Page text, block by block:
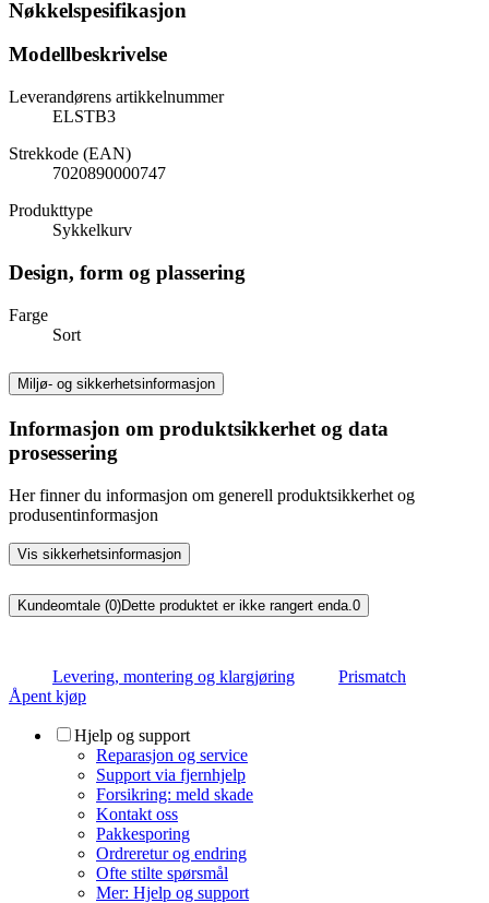
Nøkkelspesifikasjon
Modellbeskrivelse
Leverandørens artikkelnummer
ELSTB3
Strekkode (EAN)
7020890000747
Produkttype
Sykkelkurv
Design, form og plassering
Farge
Sort
Miljø- og sikkerhetsinformasjon
Informasjon om produktsikkerhet og data
prosessering
Her finner du informasjon om generell produktsikkerhet og
produsentinformasjon
Vis sikkerhetsinformasjon
Kundeomtale (0)Dette produktet er ikke rangert enda. 0
Levering, montering og klargjøring
Prismatch
Åpent kjøp
Hjelp og support
Reparasjon og service
Support via fjernhjelp
Forsikring: meld skade
Kontakt oss
Pakkesporing
Ordreretur og endring
Ofte stilte spørsmål
Mer: Hjelp og support